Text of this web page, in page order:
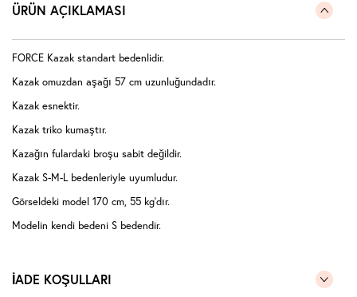
ÜRÜN AÇIKLAMASI
FORCE Kazak standart bedenlidir.
Kazak omuzdan aşağı 57 cm uzunluğundadır.
Kazak esnektir.
Kazak triko kumaştır.
Kazağın fulardaki broşu sabit değildir.
Kazak S-M-L bedenleriyle uyumludur.
Görseldeki model 170 cm, 55 kg'dır.
Modelin kendi bedeni S bedendir.
İADE KOŞULLARI